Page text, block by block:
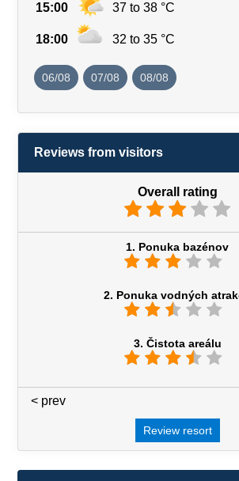
15:00 37 to 38 °C
18:00 32 to 35 °C
06/08 07/08 08/08
Reviews from visitors
Overall rating
1. Ponuka bazénov
2. Ponuka vodných
3. Čistota areálu
< prev
Review resort